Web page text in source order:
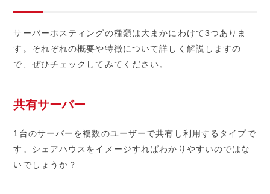
サーバーホスティングの種類は大まかにわけて3つありま
す。それぞれの概要や特徴について詳しく解説しますの
で、ぜひチェックしてみてください。
共有サーバー
1台のサーバーを複数のユーザーで共有し利用するタイプで
す。シェアハウスをイメージすればわかりやすいのではな
いでしょうか？